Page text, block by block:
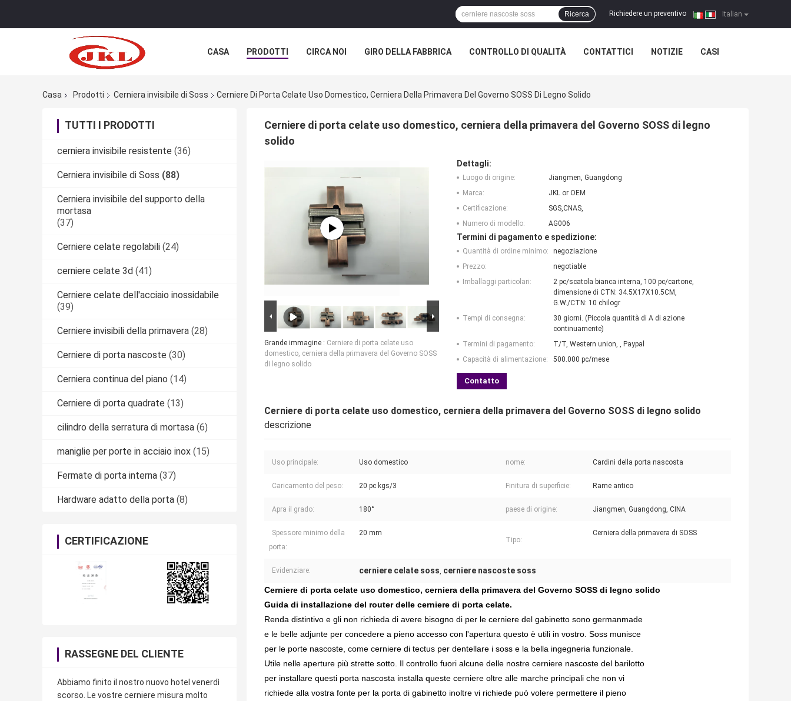
Italian
Richiedere un preventivo |
Ricerca
CASA PRODOTTI CIRCA NOI GIRO DELLA FABBRICA CONTROLLO DI QUALITÀ CONTATTICI NOTIZIE CASI
Casa Prodotti Cerniera invisibile di Soss Cerniere Di Porta Celate Uso Domestico, Cerniera Della Primavera Del Governo SOSS Di Legno Solido
TUTTI I PRODOTTI
cerniera invisibile resistente (36)
Cerniera invisibile di Soss (88)
Cerniera invisibile del supporto della
mortasa
(37)
Cerniere celate regolabili (24)
cerniere celate 3d (41)
Cerniere celate dell'acciaio inossidabile
(39)
Cerniere invisibili della primavera (28)
Cerniere di porta nascoste (30)
Cerniera continua del piano (14)
Cerniere di porta quadrate (13)
cilindro della serratura di mortasa (6)
maniglie per porte in acciaio inox (15)
Fermate di porta interna (37)
Hardware adatto della porta (8)
CERTIFICAZIONE
RASSEGNE DEL CLIENTE
Abbiamo finito il nostro nuovo hotel venerdì
scorso. Le vostre cerniere misura molto
Cerniere di porta celate uso domestico, cerniera della primavera del Governo SOSS di legno
solido
Grande immagine : Cerniere di porta celate uso
domestico, cerniera della primavera del Governo SOSS
di legno solido
Dettagli:
Luogo di origine:
Jiangmen, Guangdong
Marca:
JKL or OEM
Certificazione:
SGS,CNAS,
Numero di modello:
AG006
Termini di pagamento e spedizione:
Quantità di ordine minimo:
negoziazione
Prezzo:
negotiable
Imballaggi particolari:
2 pc/scatola bianca interna, 100 pc/cartone,
dimensione di CTN: 34.5X17X10.5CM,
G.W./CTN: 10 chilogr
Tempi di consegna:
30 giorni. (Piccola quantità di A di azione
continuamente)
Termini di pagamento:
T/T, Western union, , Paypal
Capacità di alimentazione:
500.000 pc/mese
Contatto
Cerniere di porta celate uso domestico, cerniera della primavera del Governo SOSS di legno solido
descrizione
Uso principale: Uso domestico nome: Cardini della porta nascosta
Caricamento del peso: 20 pc kgs/3 Finitura di superficie: Rame antico
Apra il grado: 180° paese di origine: Jiangmen, Guangdong, CINA
Spessore minimo della
porta:
20 mm
Tipo:
Cerniera della primavera di SOSS
Evidenziare: cerniere celate soss, cerniere nascoste soss
Cerniere di porta celate uso domestico, cerniera della primavera del Governo SOSS di legno solido
Guida di installazione del router delle cerniere di porta celate.
Renda distintivo e gli non richieda di avere bisogno di per le cerniere del gabinetto sono germanmade
e le belle adjunte per concedere a pieno accesso con l'apertura questo è utili in vostro. Soss munisce
per le porte nascoste, come cerniere di tectus per dentellare i soss e la bella ingegneria funzionale.
Utile nelle aperture più strette sotto. Il controllo fuori alcune delle nostre cerniere nascoste del barilotto
per installare questi porta nascosta installa queste cerniere oltre alle marche principali che non vi
richiede alla vostra fonte per la porta di gabinetto inoltre vi richiede può volere permettere il pieno